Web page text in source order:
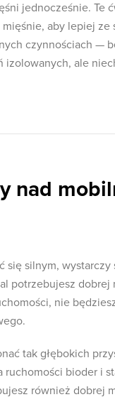
jednocześnie. Te
aby lepiej ze
czynnościach —
izolowanych, ale
nad
się silnym,
potrzebujesz
nie
tak głębokich
bioder i
również dobrej